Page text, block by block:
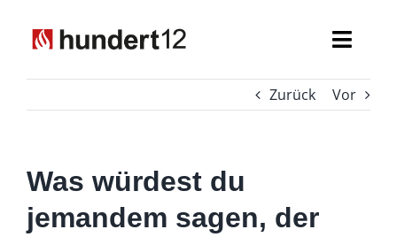
Inhalt
Zurück Vor
Was würdest du
jemandem sagen, der